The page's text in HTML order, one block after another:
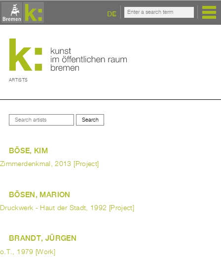
DE
ARTISTS
BÖSE, KIM
Zimmerdenkmal, 2013 [Project]
BÖSEN, MARION
Druckwerk - Haut der Stadt, 1992 [Project]
BRANDT, JÜRGEN
o.T., 1979 [Work]